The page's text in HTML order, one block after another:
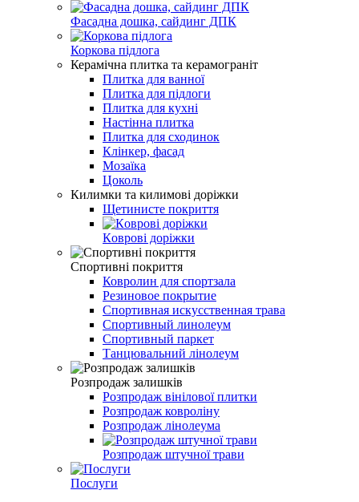
Фасадна дошка, сайдинг ДПК
Коркова підлога
Керамічна плитка та керамограніт
Плитка для ванної
Плитка для підлоги
Плитка для кухні
Настінна плитка
Плитка для сходинок
Клінкер, фасад
Мозаїка
Цоколь
Килимки та килимові доріжки
Щетинисте покриття
Кoврoві доріжки
Спoртивні пoкpиття
Ковролин для спортзала
Резиновое покрытие
Спортивная искусственная трава
Спортивный линолеум
Спортивный паркет
Танцювальний лінолеум
Розпродаж залишків
Розпродаж вінілової плитки
Розпродаж ковроліну
Розпродаж лінолеума
Розпродаж штучної трави
Послуги